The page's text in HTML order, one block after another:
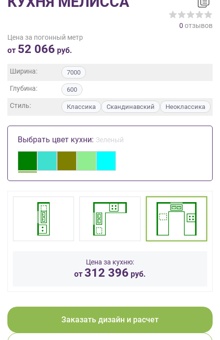
0 отзывов
Цена за погонный метр
от 52 066 руб.
Ширина: 7000
Глубина: 600
Стиль: Классика Скандинавский Неоклассика
Выбрать цвет кухни: Зеленый
Цена за кухню:
от 312 396 руб.
Заказать дизайн и расчет
данных ,
Согласие
обработку
данных
порядке
условиях
персональных